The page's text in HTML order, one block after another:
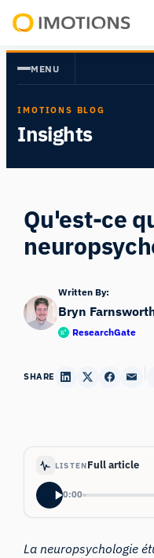
Aller
au
contenu
Insight
MENU
IMOTIONS BLOG
Insights
Qu'est-ce
Written By:
Bryn
ResearchGate
SHARE
LISTENFull article
0:00
La neuropsychologie